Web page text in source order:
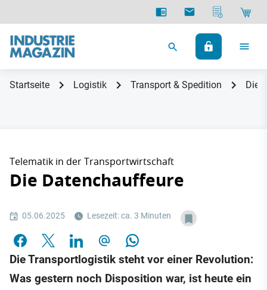
Startseite Logistik Transport & Spedition Die
Telematik in der Transportwirtschaft
Die Datenchauffeure
05.06.2025 Lesezeit: ca. 3 Minuten
Die Transportlogistik steht vor einer Revolution:
Was gestern noch Disposition war, ist heute ein